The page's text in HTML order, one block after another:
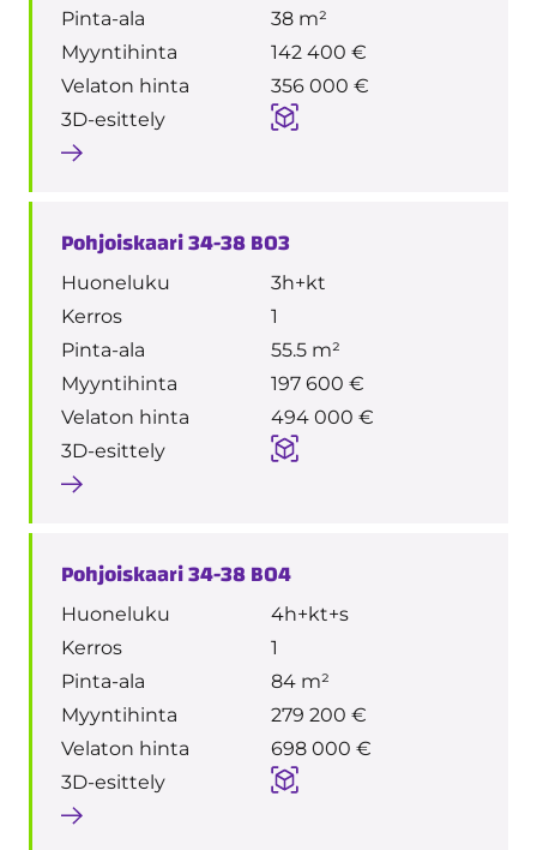
Pinta-ala
38 m²
Myyntihinta
142 400 €
Velaton hinta
356 000 €
3D-esittely
Pohjoiskaari 34-38 B03
Huoneluku
3h+kt
Kerros
1
Pinta-ala
55.5 m²
Myyntihinta
197 600 €
Velaton hinta
494 000 €
3D-esittely
Pohjoiskaari 34-38 B04
Huoneluku
4h+kt+s
Kerros
1
Pinta-ala
84 m²
Myyntihinta
279 200 €
Velaton hinta
698 000 €
3D-esittely